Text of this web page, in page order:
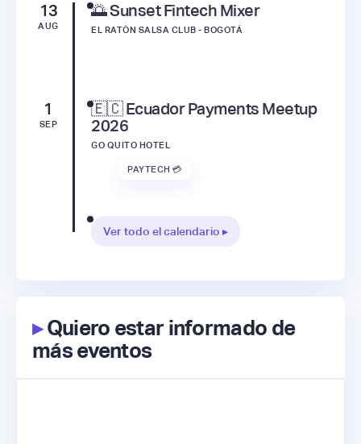
13
AUG
🌅 Sunset Fintech Mixer
EL RATÓN SALSA CLUB - BOGOTÁ
1
SEP
🇪🇨 Ecuador Payments Meetup
2026
GO QUITO HOTEL
PAYTECH 💳
Ver todo el calendario ▸
▸Quiero estar informado de
más eventos